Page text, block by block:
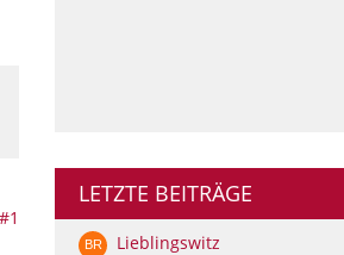
#1
LETZTE BEITRÄGE
Lieblingswitz